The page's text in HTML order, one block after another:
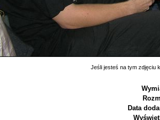
Jeśli jesteś na tym zdjęciu
Data